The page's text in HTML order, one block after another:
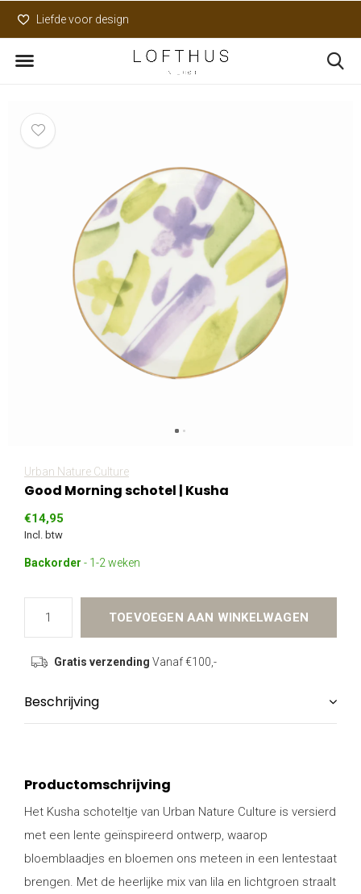
Liefde voor design
Urban Nature Culture
Good Morning schotel | Kusha
€14,95
Incl. btw
Backorder - 1-2 weken
TOEVOEGEN AAN WINKELWAGEN
Gratis verzending Vanaf €100,-
Beschrijving
Productomschrijving
Het Kusha schoteltje van Urban Nature Culture is versierd
met een lente geïnspireerd ontwerp, waarop
bloemblaadjes en bloemen ons meteen in een lentestaat
brengen. Met de heerlijke mix van lila en lichtgroen straalt